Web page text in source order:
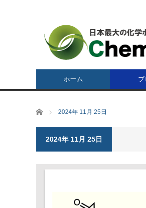
ホーム ブ
ホーム 2024年 11月 25日
2024年 11月 25日